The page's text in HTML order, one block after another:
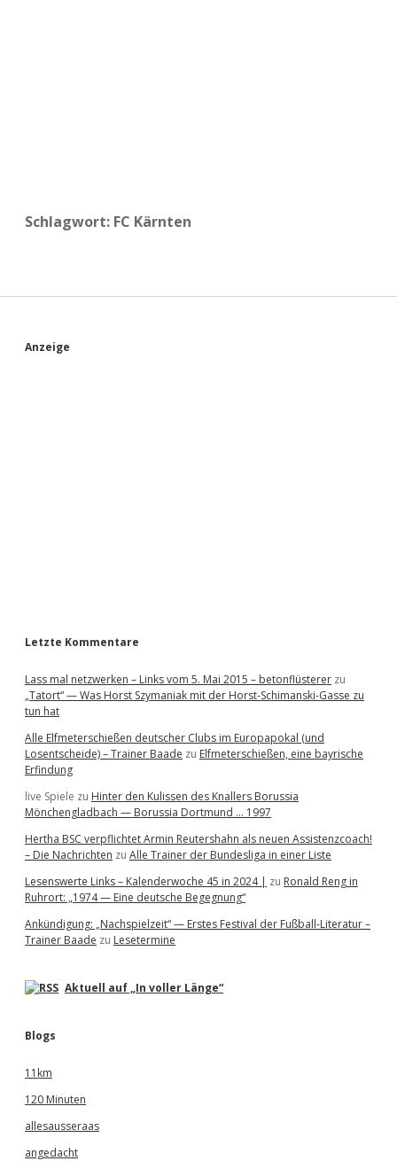
Schlagwort: FC Kärnten
S
Anzeige
Letzte Kommentare
Lass mal netzwerken – Links vom 5. Mai 2015 – betonflüsterer zu
„Tatort“ — Was Horst Szymaniak mit der Horst-Schimanski-Gasse zu
tun hat
Alle Elfmeterschießen deutscher Clubs im Europapokal (und
Losentscheide) – Trainer Baade zu Elfmeterschießen, eine bayrische
Erfindung
live Spiele zu Hinter den Kulissen des Knallers Borussia
Mönchengladbach — Borussia Dortmund … 1997
Hertha BSC verpflichtet Armin Reutershahn als neuen Assistenzcoach!
– Die Nachrichten zu Alle Trainer der Bundesliga in einer Liste
Lesenswerte Links – Kalenderwoche 45 in 2024 | zu Ronald Reng in
Ruhrort: „1974 — Eine deutsche Begegnung“
Ankündigung: „Nachspielzeit“ — Erstes Festival der Fußball-Literatur –
Trainer Baade zu Lesetermine
Aktuell auf „In voller Länge“
Blogs
11km
120 Minuten
allesausseraas
angedacht